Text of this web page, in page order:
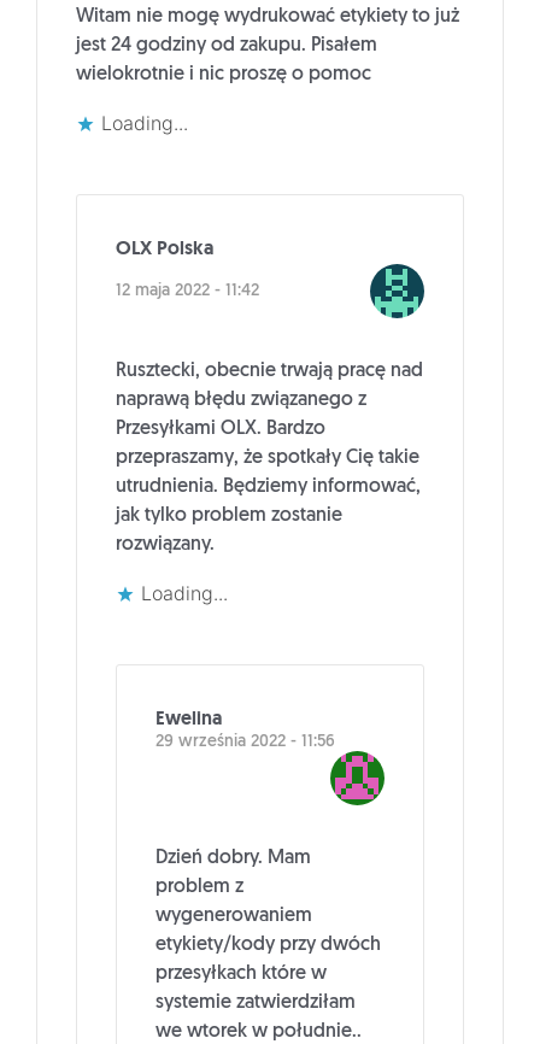
Witam nie mogę wydrukować etykiety to już
jest 24 godziny od zakupu. Pisałem
wielokrotnie i nic proszę o pomoc
Loading...
OLX Polska
12 maja 2022 - 11:42
Rusztecki, obecnie trwają pracę nad
naprawą błędu związanego z
Przesyłkami OLX. Bardzo
przepraszamy, że spotkały Cię takie
utrudnienia. Będziemy informować,
jak tylko problem zostanie
rozwiązany.
Loading...
Ewelina
29 września 2022 - 11:56
Dzień dobry. Mam
problem z
wygenerowaniem
etykiety/kody przy dwóch
przesyłkach które w
systemie zatwierdziłam
we wtorek w południe..